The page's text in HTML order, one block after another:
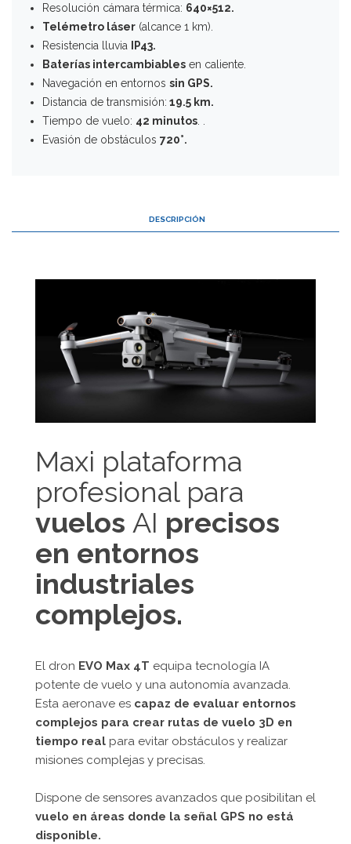
Resolución cámara térmica: 640×512.
Telémetro láser (alcance 1 km).
Resistencia lluvia IP43.
Baterías intercambiables en caliente.
Navegación en entornos sin GPS.
Distancia de transmisión: 19.5 km.
Tiempo de vuelo: 42 minutos
Evasión de obstáculos 720°.
DESCRIPCIÓN
Maxi plataforma
profesional para
vuelos AI precisos
en entornos
industriales
complejos.
El dron EVO Max 4T equipa tecnología IA
potente de vuelo y una autonomía avanzada.
Esta aeronave es capaz de evaluar entornos
complejos para crear rutas de vuelo 3D en
tiempo real para evitar obstáculos y realizar
misiones complejas y precisas.
Dispone de sensores avanzados que posibilitan el
vuelo en áreas donde la señal GPS no está
disponible.